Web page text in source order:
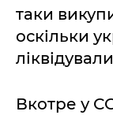
таки
оскільки
Вкотре у